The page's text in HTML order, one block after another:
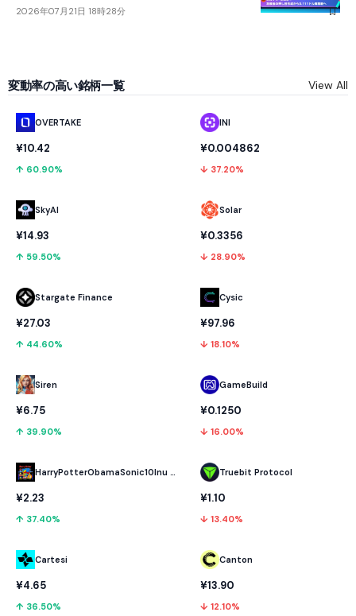
2026年07月21日 18時28分
変動率の高い銘柄一覧 View All
OVERTAKE
¥10.42
↑ 60.90%
SkyAI
¥14.93
↑ 59.50%
Stargate Finance
¥27.03
↑ 44.60%
Siren
¥6.75
↑ 39.90%
HarryPotterObamaSonic10Inu (ETH)
¥2.23
↑ 37.40%
Cartesi
¥4.65
↑ 36.50%
INI
¥0.004862
↓ 37.20%
Solar
¥0.3356
↓ 28.90%
Cysic
¥97.96
↓ 18.10%
GameBuild
¥0.1250
↓ 16.00%
Truebit Protocol
¥1.10
↓ 13.40%
Canton
¥13.90
↓ 12.10%